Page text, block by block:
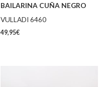
BAILARINA CUÑA NEGRO
VULLADI 6460
49,95€